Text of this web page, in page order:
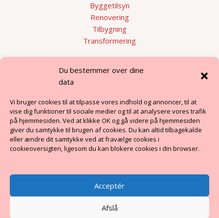
Du bestemmer over dine
data
Vi bruger cookies til at tilpasse vores indhold og annoncer, til at
vise dig funktioner til sociale medier og til at analysere vores trafik
på hjemmesiden. Ved at klikke OK og gå videre på hjemmesiden
giver du samtykke til brugen af cookies. Du kan altid tilbagekalde
eller ændre dit samtykke ved at fravælge cookies i
cookieoversigten, ligesom du kan blokere cookies i din browser.
Acceptér
Afslå
Byggetilsyn
Renovering
Tilbygning
Transformering
Hurtige links
Renovering eller nybyg?
Byggerådgivning i Østjylland
Byggerådgivning i Midtjylland
BENGA
Om os
Viden
Kontakt